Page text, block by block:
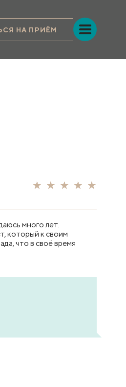
НА ПРИЁМ
много лет.
который к своим
что в своё время